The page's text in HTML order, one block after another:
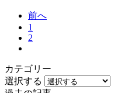
前へ
1
2
カテゴリー
選択する